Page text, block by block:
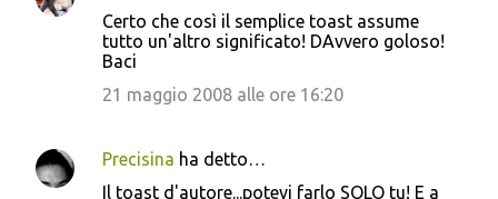
Certo che così il semplice toast assume
tutto un'altro significato! DAvvero goloso!
Baci
21 maggio 2008 alle ore 16:20
Precisina ha detto…
Il toast d'autore...potevi farlo SOLO tu! E a